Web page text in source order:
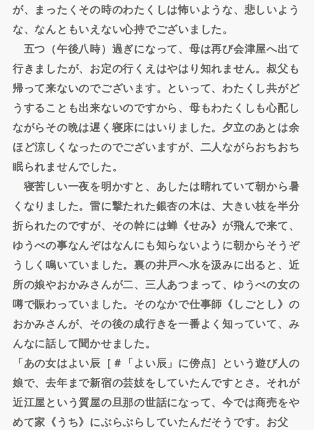
が、まったくその時のわたくしは怖いような、悲しいよう
な、なんともいえない心持でございました。
五つ（午後八時）過ぎになって、母は再び会津屋へ出て
行きましたが、お定の行くえはやはり知れません。叔父も
帰って来ないのでございます。といって、わたくし共がど
うすることも出来ないのですから、母もわたくしも心配し
ながらその晩は遅く寝床にはいりました。夕立のあとは余
ほど涼しくなったのでございますが、二人ながらおちおち
眠られませんでした。
寝苦しい一夜を明かすと、あしたは晴れていて朝から暑
くなりました。雷に撃たれた銀杏の木は、大きい枝を半分
折られたのですが、その幹には蝉《せみ》が飛んで来て、
ゆうべの事なんぞはなんにも知らないように朝からそうぞ
うしく鳴いていました。裏の井戸へ水を汲みに出ると、近
所の娘やおかみさんが二、三人あつまって、ゆうべの女の
噂で賑わっていました。そのなかで仕事師《しごとし》の
おかみさんが、その後の成行きを一番よく知っていて、み
んなに話して聞かせました。
「あの女はよい辰［＃「よい辰」に傍点］という遊び人の
娘で、去年まで新宿の芸妓をしていたんですとさ。それが
近江屋という質屋の旦那の世話になって、今では商売をや
めて家《うち》にぶらぶらしていたんだそうです。お父